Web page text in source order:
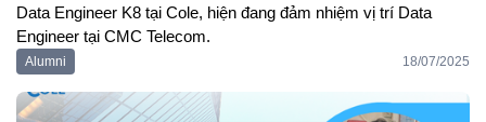
Data Engineer K8 tại Cole, hiện đang đảm nhiệm vị trí Data
Engineer tại CMC Telecom.
Alumni 18/07/2025